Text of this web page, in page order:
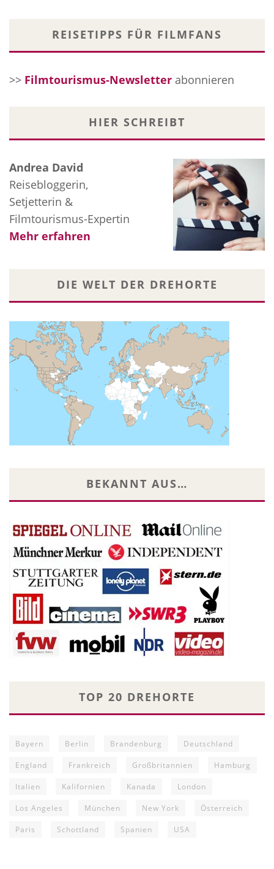
REISETIPPS FÜR FILMFANS
>> Filmtourismus-Newsletter abonnieren
HIER SCHREIBT
Andrea David
Reisebloggerin,
Setjetterin &
Filmtourismus-Expertin
Mehr erfahren
DIE WELT DER DREHORTE
BEKANNT AUS…
TOP 20 DREHORTE
Bayern Berlin Brandenburg Deutschland
England Frankreich Großbritannien Hamburg
Italien Kalifornien Kanada London
Los Angeles München New York Österreich
Paris Schottland Spanien USA